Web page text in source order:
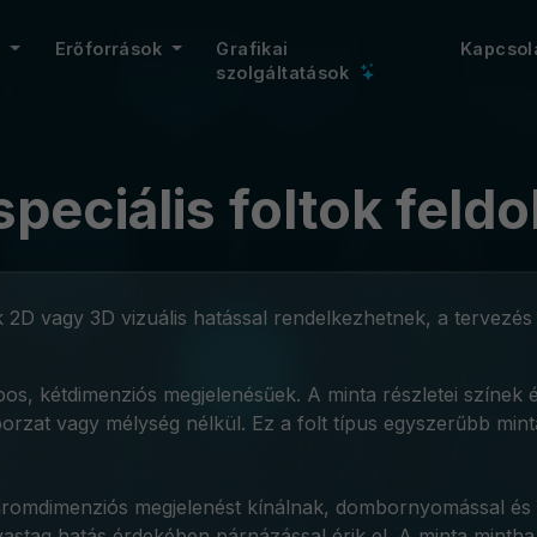
Erőforrások
Grafikai
szolgáltatások
foltok
vagy 3D vizuális hatással rendelkezhetnek, a
kétdimenziós megjelenésűek. A minta részletei
vagy mélység nélkül. Ez a folt típus egyszerűbb
megjelenést kínálnak, dombornyomással